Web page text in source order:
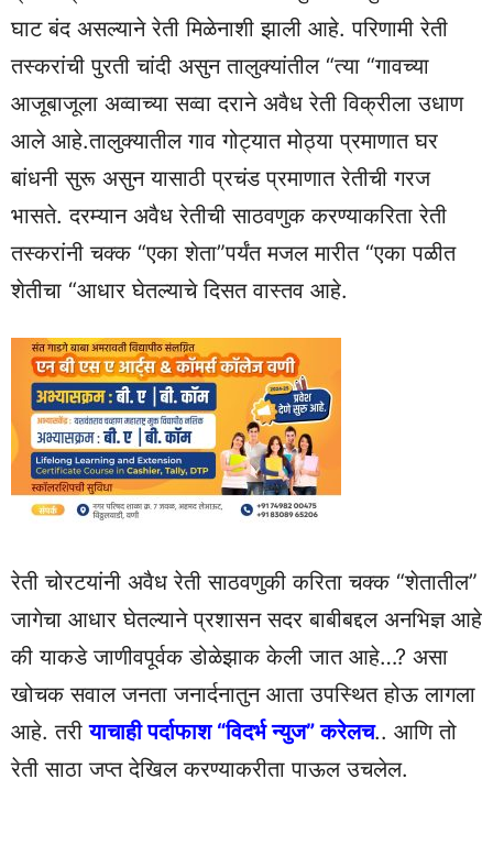
घाट बंद असल्याने रेती मिळेनाशी झाली आहे. परिणामी रेती
तस्करांची पुरती चांदी असुन तालुक्यांतील “त्या “गावच्या
आजूबाजूला अव्वाच्या सव्वा दराने अवैध रेती विक्रीला उधाण
आले आहे.तालुक्यातील गाव गोट्यात मोठ्या प्रमाणात घर
बांधनी सुरू असुन यासाठी प्रचंड प्रमाणात रेतीची गरज
भासते. दरम्यान अवैध रेतीची साठवणुक करण्याकरिता रेती
तस्करांनी चक्क “एका शेता”पर्यंत मजल मारीत “एका पळीत
शेतीचा “आधार घेतल्याचे दिसत वास्तव आहे.
रेती चोरटयांनी अवैध रेती साठवणुकी करिता चक्क “शेतातील”
जागेचा आधार घेतल्याने प्रशासन सदर बाबीबद्दल अनभिज्ञ आहे
की याकडे जाणीवपूर्वक डोळेझाक केली जात आहे…? असा
खोचक सवाल जनता जनार्दनातुन आता उपस्थित होऊ लागला
आहे. तरीयाचाही पर्दाफाश “विदर्भ न्युज” करेलच.. आणि तो
रेती साठा जप्त देखिल करण्याकरीता पाऊल उचलेल.